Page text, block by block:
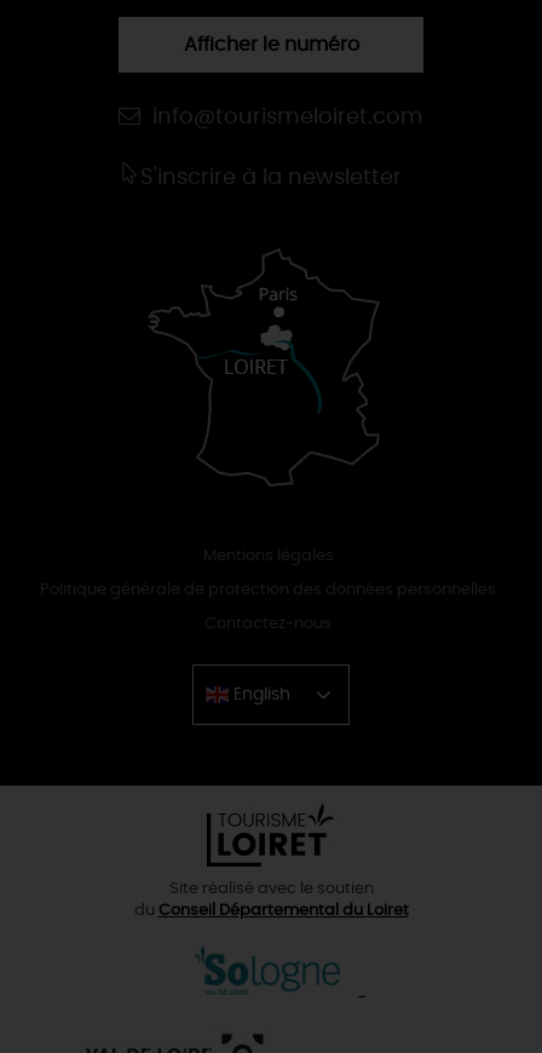
Afficher le numéro
info@tourismeloiret.com
S'inscrire à la newsletter
Mentions légales
Politique générale de protection des données personnelles
Contactez-nous
English
Chinese
Site réalisé avec le soutien
du Conseil Départemental du Loiret